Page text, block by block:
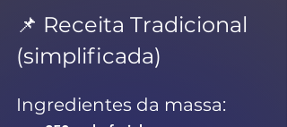
📌 Receita Tradicional
(simplificada)
Ingredientes da massa: